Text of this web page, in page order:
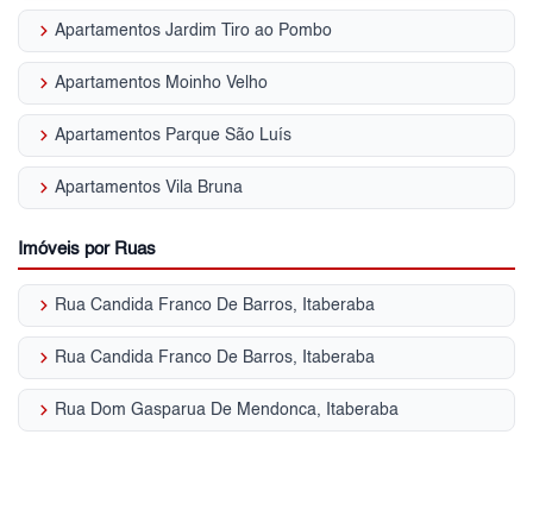
keyboard_arrow_right Apartamentos Jardim Tiro ao Pombo
keyboard_arrow_right Apartamentos Moinho Velho
keyboard_arrow_right Apartamentos Parque São Luís
keyboard_arrow_right Apartamentos Vila Bruna
Imóveis por Ruas
keyboard_arrow_right Rua Candida Franco De Barros, Itaberaba
keyboard_arrow_right Rua Candida Franco De Barros, Itaberaba
keyboard_arrow_right Rua Dom Gasparua De Mendonca, Itaberaba